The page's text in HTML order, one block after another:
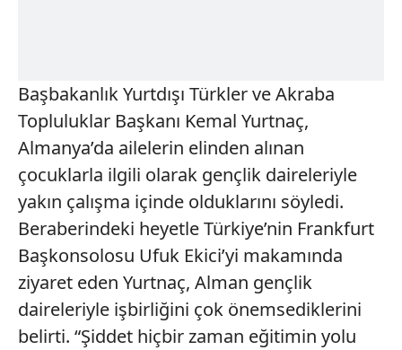
Başbakanlık Yurtdışı Türkler ve Akraba
Topluluklar Başkanı Kemal Yurtnaç,
Almanya’da ailelerin elinden alınan
çocuklarla ilgili olarak gençlik daireleriyle
yakın çalışma içinde olduklarını söyledi.
Beraberindeki heyetle Türkiye’nin Frankfurt
Başkonsolosu Ufuk Ekici’yi makamında
ziyaret eden Yurtnaç, Alman gençlik
daireleriyle işbirliğini çok önemsediklerini
belirti. “Şiddet hiçbir zaman eğitimin yolu